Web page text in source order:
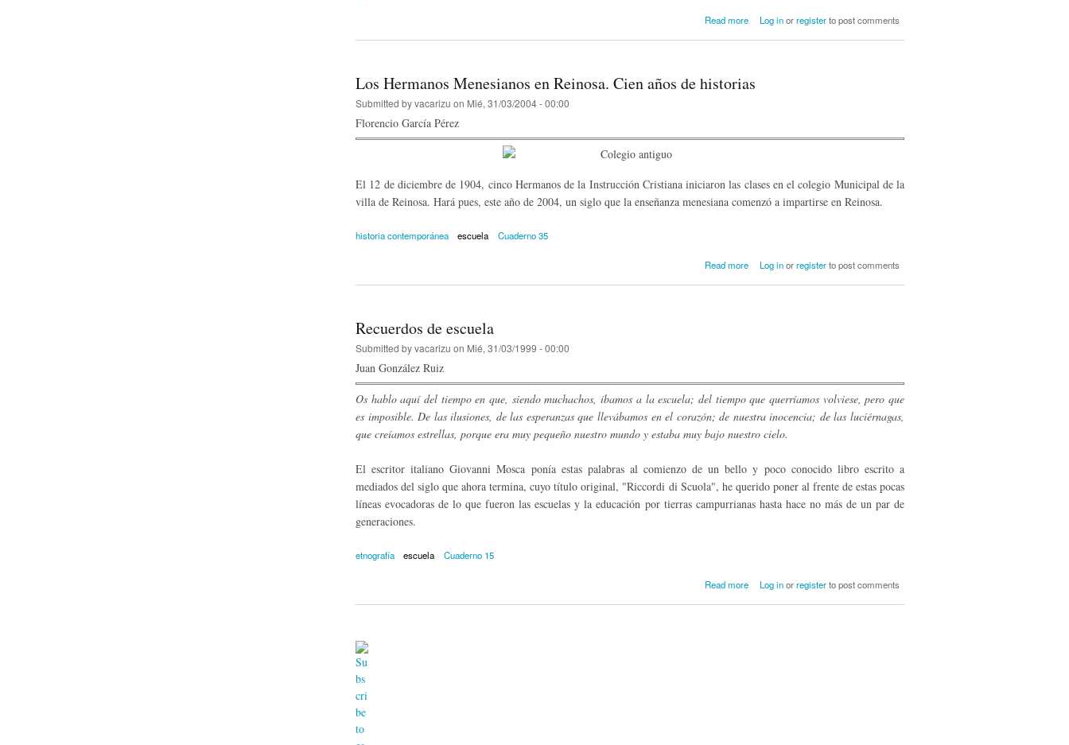
Read more
about Las construcciones escolares de
Log inorregisterto post comments
Los Hermanos Menesianos en Reinosa. Cien años de historias
Submitted byvacarizu on Mié, 31/03/2004 - 00:00
Florencio García Pérez
El 12 de diciembre de 1904, cinco Hermanos de la Instrucción Cristiana iniciaron las clases en el colegio Municipal de la
villa de Reinosa. Hará pues, este año de 2004, un siglo que la enseñanza menesiana comenzó a impartirse en Reinosa.
historia contemporánea escuela Cuaderno 35
Read more
about Los Hermanos Menesianos en
Log inorregisterto post comments
Recuerdos de escuela
Submitted byvacarizu on Mié, 31/03/1999 - 00:00
Juan González Ruiz
Os hablo aquí del tiempo en que, siendo muchachos, íbamos a la escuela; del tiempo que querríamos volviese, pero que
es imposible. De las ilusiones, de las esperanzas que llevábamos en el corazón; de nuestra inocencia; de las luciérnagas,
que creíamos estrellas, porque era muy pequeño nuestro mundo y estaba muy bajo nuestro cielo.
El escritor italiano Giovanni Mosca ponía estas palabras al comienzo de un bello y poco conocido libro escrito a
mediados del siglo que ahora termina, cuyo título original, "Riccordi di Scuola", he querido poner al frente de estas pocas
líneas evocadoras de lo que fueron las escuelas y la educación por tierras campurrianas hasta hace no más de un par de
generaciones.
etnografía escuela Cuaderno 15
Read moreabout Recuerdos de escuela
Log inorregisterto post comments